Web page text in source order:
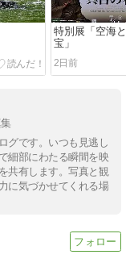
特別展「空海
宝」
2日前
グです。いつも見逃し
細部にわたる瞬間を映
共有します。写真と観
に気づかせてくれる場